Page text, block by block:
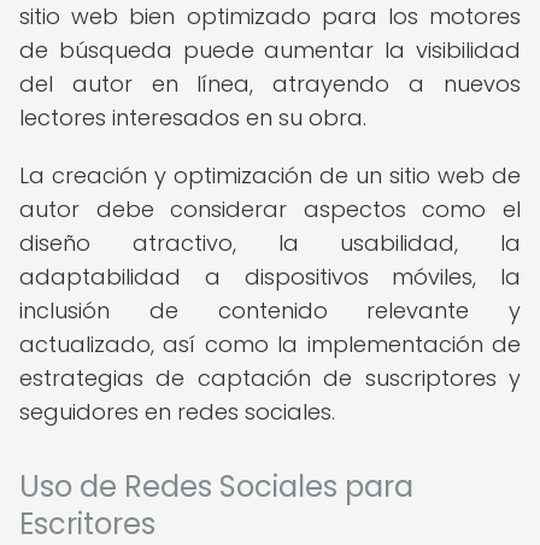
sitio web bien optimizado para los motores
de búsqueda puede aumentar la visibilidad
del autor en línea, atrayendo a nuevos
lectores interesados en su obra.
La creación y optimización de un sitio web de
autor debe considerar aspectos como el
diseño atractivo, la usabilidad, la
adaptabilidad a dispositivos móviles, la
inclusión de contenido relevante y
actualizado, así como la implementación de
estrategias de captación de suscriptores y
seguidores en redes sociales.
Uso de Redes Sociales para
Escritores